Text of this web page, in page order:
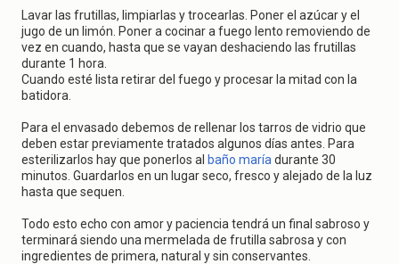
Lavar las frutillas, limpiarlas y trocearlas. Poner el azúcar y el
jugo de un limón. Poner a cocinar a fuego lento removiendo de
vez en cuando, hasta que se vayan deshaciendo las frutillas
durante 1 hora.
Cuando esté lista retirar del fuego y procesar la mitad con la
batidora.
Para el envasado debemos de rellenar los tarros de vidrio que
deben estar previamente tratados algunos días antes. Para
esterilizarlos hay que ponerlos al baño maría durante 30
minutos. Guardarlos en un lugar seco, fresco y alejado de la luz
hasta que sequen.
Todo esto echo con amor y paciencia tendrá un final sabroso y
terminará siendo una mermelada de frutilla sabrosa y con
ingredientes de primera, natural y sin conservantes.